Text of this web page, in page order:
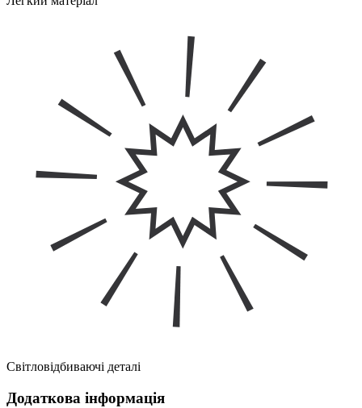
Світловідбиваючі деталі
Додаткова інформація